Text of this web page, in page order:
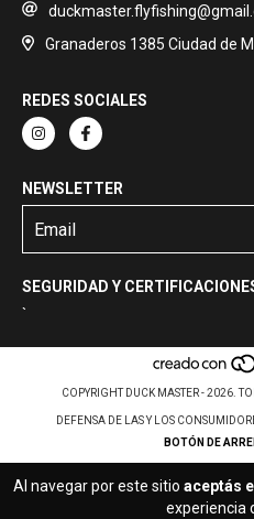
Al navegar por este sitio aceptás
experiencia
Granaderos 1385 Ciudad de
REDES SOCIALES
NEWSLETTER
SEGURIDAD Y
`
COPYRIGHT DUCK MASTER - 2026.
DEFENSA DE LAS Y LOS
BOTÓN DE